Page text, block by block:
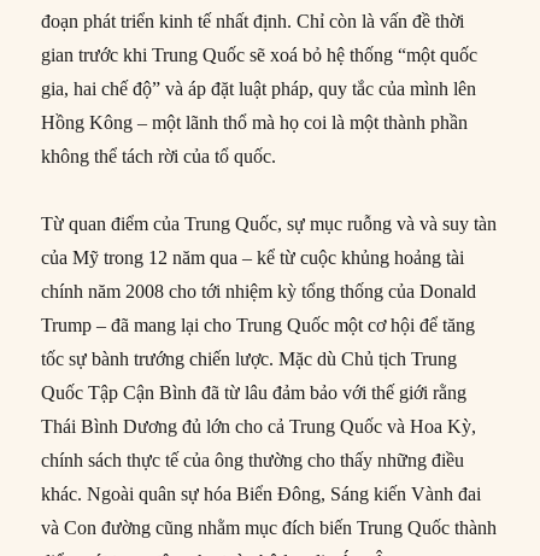
đoạn phát triển kinh tế nhất định. Chỉ còn là vấn đề thời
gian trước khi Trung Quốc sẽ xoá bỏ hệ thống “một quốc
gia, hai chế độ” và áp đặt luật pháp, quy tắc của mình lên
Hồng Kông – một lãnh thổ mà họ coi là một thành phần
không thể tách rời của tổ quốc.
Từ quan điểm của Trung Quốc, sự mục ruỗng và và suy tàn
của Mỹ trong 12 năm qua – kể từ cuộc khủng hoảng tài
chính năm 2008 cho tới nhiệm kỳ tổng thống của Donald
Trump – đã mang lại cho Trung Quốc một cơ hội để tăng
tốc sự bành trướng chiến lược. Mặc dù Chủ tịch Trung
Quốc Tập Cận Bình đã từ lâu đảm bảo với thế giới rằng
Thái Bình Dương đủ lớn cho cả Trung Quốc và Hoa Kỳ,
chính sách thực tế của ông thường cho thấy những điều
khác. Ngoài quân sự hóa Biển Đông, Sáng kiến ​​Vành đai
và Con đường cũng nhằm mục đích biến Trung Quốc thành